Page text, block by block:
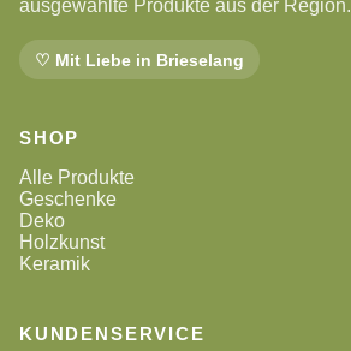
ausgewählte Produkte aus der Region.
♡ Mit Liebe in Brieselang
SHOP
Alle Produkte
Geschenke
Deko
Holzkunst
Keramik
KUNDENSERVICE